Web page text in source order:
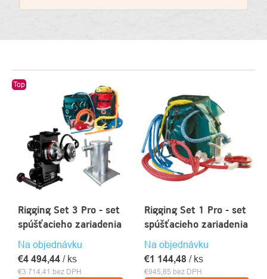
VÝPIS
PRODUKTOV
Top
Rigging Set 3 Pro - set
spúšťacieho zariadenia
Na objednávku
€3 714,41 bez DPH
€4 494,44 / ks
Rigging Set 1 Pro - set
spúšťacieho zariadenia
Na objednávku
€945,85 bez DPH
€1 144,48 / ks